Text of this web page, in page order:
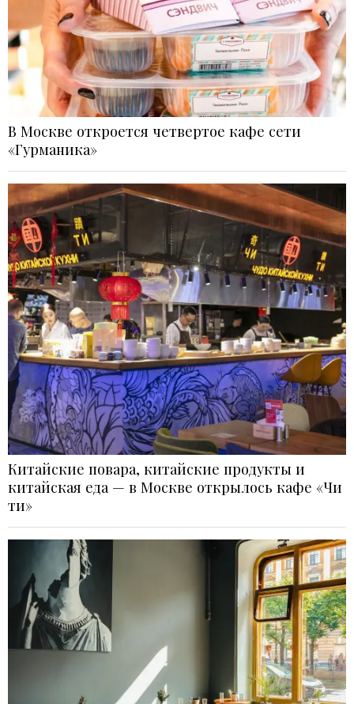
В Москве откроется четвертое кафе сети
«Гурманика»
Китайские повара, китайские продукты и
китайская еда — в Москве открылось кафе «Чи
ти»